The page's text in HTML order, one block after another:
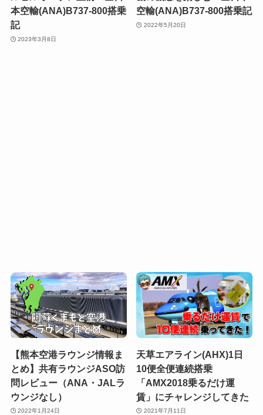
本空輸(ANA)B737-800搭乗
記
2023年3月8日
空輸(ANA)B737-800搭乗記
2022年5月20日
【熊本空港ラウンジ情報ま
とめ】共有ラウンジASO訪
問レビュー（ANA・JALラ
ウンジなし）
2022年1月24日
天草エアライン(AHX)1日
10便全便連続搭乗
「AMX2018乗るだけ運
賃」にチャレンジしてきた
2021年7月11日